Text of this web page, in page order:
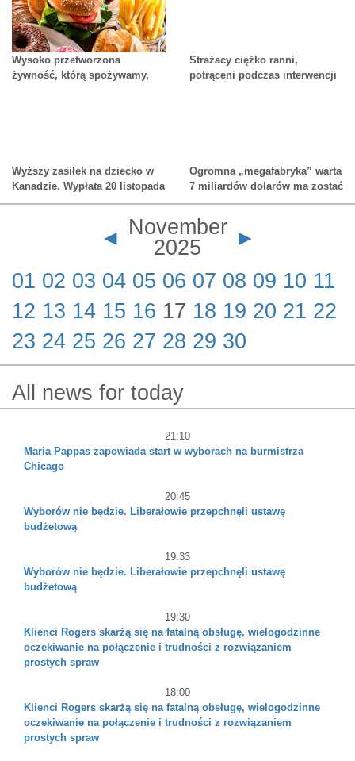
przed wyborami?
Wysoko przetworzona
żywność, którą spożywamy,
Strażacy ciężko ranni,
potrąceni podczas interwencji
Wyższy zasiłek na dziecko w
Kanadzie. Wypłata 20 listopada
Ogromna „megafabryka” warta
7 miliardów dolarów ma zostać
uruchomiona w Ontario w 2027
roku
◄ November
2025
►
01 02 03 04 05 06 07 08 09 10 11
12 13 14 15 16 17 18 19 20 21 22
23 24 25 26 27 28 29 30
All news for today
21:10
Maria Pappas zapowiada start w wyborach na burmistrza
Chicago
20:45
Wyborów nie będzie. Liberałowie przepchnęli ustawę
budżetową
19:33
Wyborów nie będzie. Liberałowie przepchnęli ustawę
budżetową
19:30
Klienci Rogers skarżą się na fatalną obsługę, wielogodzinne
oczekiwanie na połączenie i trudności z rozwiązaniem
prostych spraw
18:00
Klienci Rogers skarżą się na fatalną obsługę, wielogodzinne
oczekiwanie na połączenie i trudności z rozwiązaniem
prostych spraw